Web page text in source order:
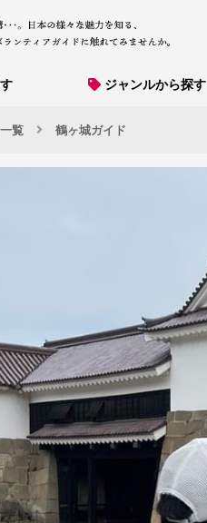
ジャンルから探す
覧 鶴ヶ城ガイド